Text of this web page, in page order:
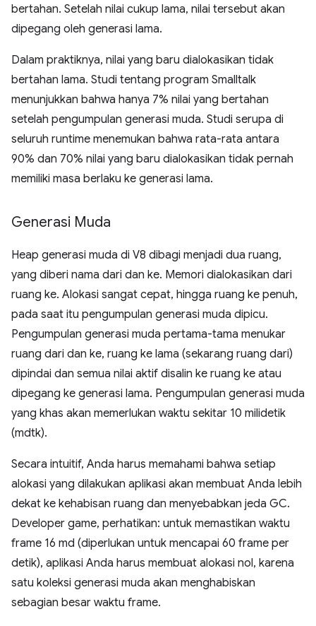
bertahan. Setelah nilai cukup lama, nilai tersebut akan
dipegang oleh generasi lama.
Dalam praktiknya, nilai yang baru dialokasikan tidak
bertahan lama. Studi tentang program Smalltalk
menunjukkan bahwa hanya 7% nilai yang bertahan
setelah pengumpulan generasi muda. Studi serupa di
seluruh runtime menemukan bahwa rata-rata antara
90% dan 70% nilai yang baru dialokasikan tidak pernah
memiliki masa berlaku ke generasi lama.
Generasi Muda
Heap generasi muda di V8 dibagi menjadi dua ruang,
yang diberi nama dari dan ke. Memori dialokasikan dari
ruang ke. Alokasi sangat cepat, hingga ruang ke penuh,
pada saat itu pengumpulan generasi muda dipicu.
Pengumpulan generasi muda pertama-tama menukar
ruang dari dan ke, ruang ke lama (sekarang ruang dari)
dipindai dan semua nilai aktif disalin ke ruang ke atau
dipegang ke generasi lama. Pengumpulan generasi muda
yang khas akan memerlukan waktu sekitar 10 milidetik
(mdtk).
Secara intuitif, Anda harus memahami bahwa setiap
alokasi yang dilakukan aplikasi akan membuat Anda lebih
dekat ke kehabisan ruang dan menyebabkan jeda GC.
Developer game, perhatikan: untuk memastikan waktu
frame 16 md (diperlukan untuk mencapai 60 frame per
detik), aplikasi Anda harus membuat alokasi nol, karena
satu koleksi generasi muda akan menghabiskan
sebagian besar waktu frame.